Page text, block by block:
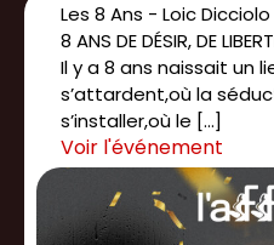
Les 8 Ans - Loic Dicciolo
8 ANS DE DÉSIR, DE
Il y a 8 ans naissait un
s’attardent,où la
s’installer,où le […]